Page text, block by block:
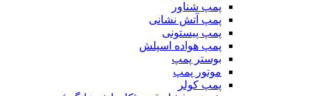
پمپ شناور
پمپ آتش نشانی
پمپ پیستونی
پمپ هواده اسپلش
بوستر پمپ
موتور پمپ
پمپ کولر